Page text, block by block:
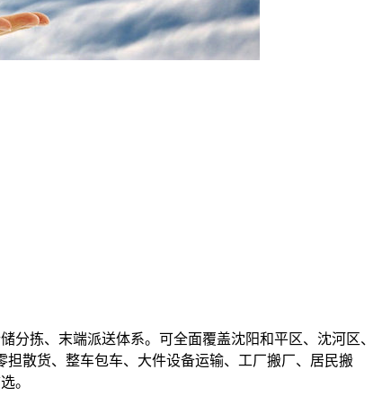
拣、末端派送体系。可全面覆盖沈阳和平区、沈河区、
散货、整车包车、大件设备运输、工厂搬厂、居民搬
。